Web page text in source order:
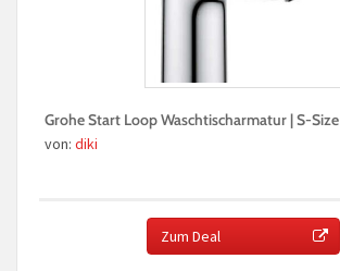
Grohe Start Loop Waschtischarmatur | S-Size
von: diki
Zum Deal